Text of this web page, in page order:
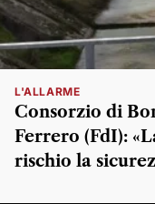
L'ALLARME
Consorzio di
Ferrero (FdI):
rischio la